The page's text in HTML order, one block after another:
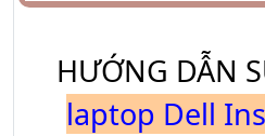
HƯỚNG DẪN
laptop Dell